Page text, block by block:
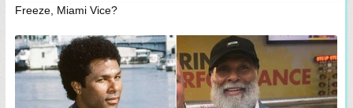
Freeze, Miami Vice?